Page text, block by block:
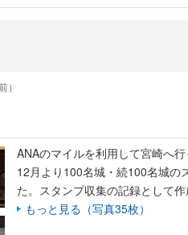
）
ANAのマイルを利用して宮崎へ
12月より100名城・続100名城の
た。スタンプ収集の記録として
もっと見る（写真35枚）